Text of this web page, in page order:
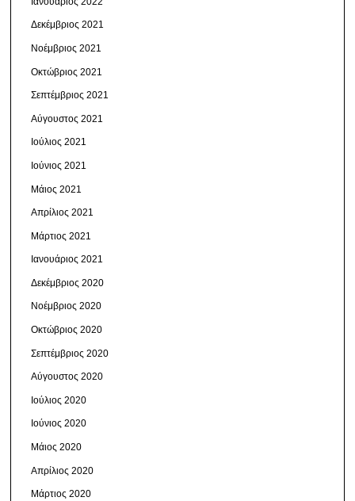
Δεκέμβριος 2021
Νοέμβριος 2021
Οκτώβριος 2021
Σεπτέμβριος 2021
Αύγουστος 2021
Ιούλιος 2021
Ιούνιος 2021
Μάιος 2021
Απρίλιος 2021
Μάρτιος 2021
Ιανουάριος 2021
Δεκέμβριος 2020
Νοέμβριος 2020
Οκτώβριος 2020
Σεπτέμβριος 2020
Αύγουστος 2020
Ιούλιος 2020
Ιούνιος 2020
Μάιος 2020
Απρίλιος 2020
Μάρτιος 2020